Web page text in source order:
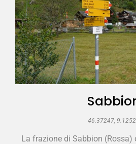
46.37247,
La frazione di Sabbion (Rossa)